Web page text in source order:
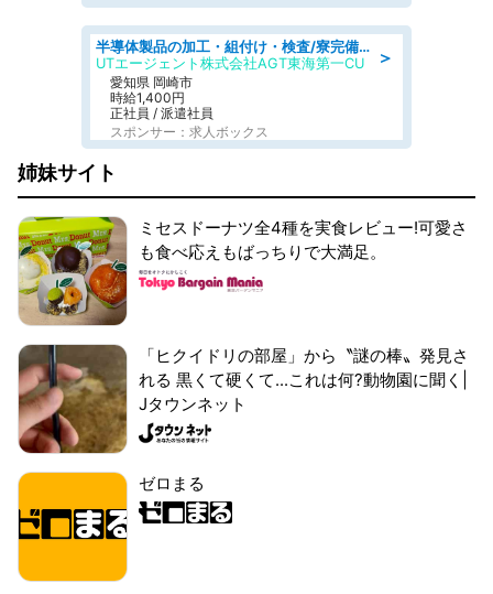
＞
半導体製品の加工・組付け・検査/寮完備/日勤/日払い/工場・製造
UTエージェント株式会社AGT東海第一CU
愛知県 岡崎市
時給1,400円
正社員 / 派遣社員
スポンサー：求人ボックス
姉妹サイト
ミセスドーナツ全4種を実食レビュー!可愛さ
も食べ応えもばっちりで大満足。
「ヒクイドリの部屋」から〝謎の棒〟発見さ
れる 黒くて硬くて...これは何?動物園に聞く|
Jタウンネット
ゼロまる